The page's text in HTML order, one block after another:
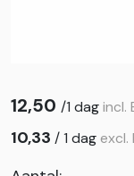
12,50 /1 dagincl.
10,33 /1 dag excl.